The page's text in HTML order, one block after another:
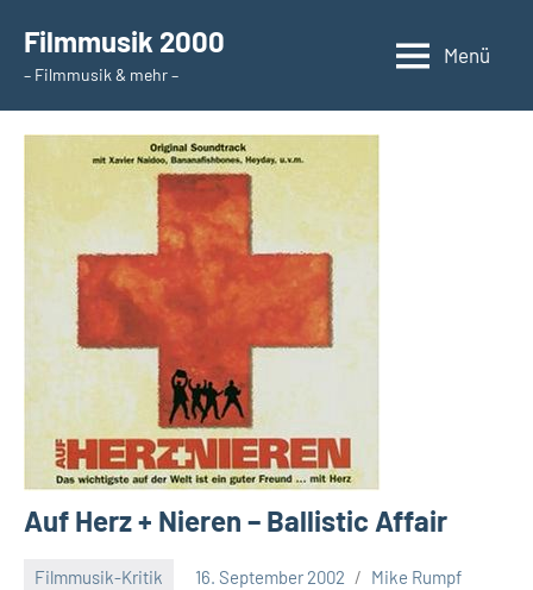
Inhalt
springen
Filmmusik 2000
– Filmmusik & mehr –
Menü
Auf Herz + Nieren – Ballistic Affair
Filmmusik-Kritik 16. September 2002 Mike Rumpf